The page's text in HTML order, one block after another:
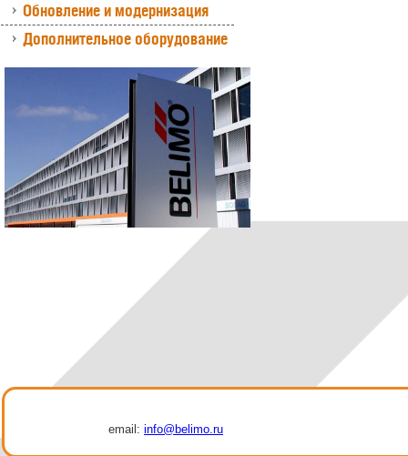
Обновление и модернизация
Дополнительное оборудование
email: info@belimo.ru